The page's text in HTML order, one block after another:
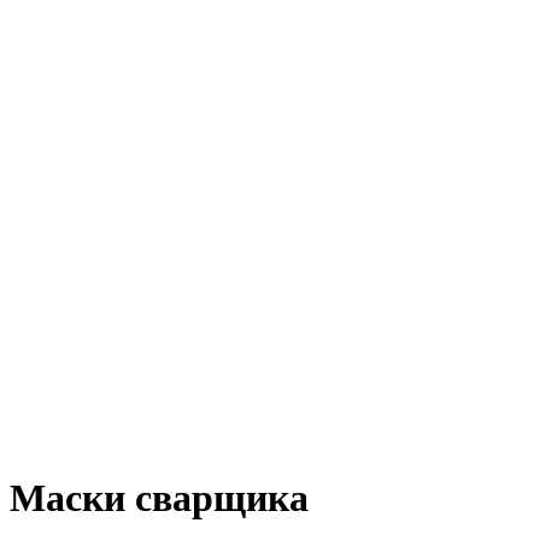
Маски сварщика